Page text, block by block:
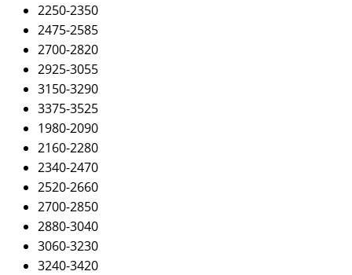
2250-2350
2475-2585
2700-2820
2925-3055
3150-3290
3375-3525
1980-2090
2160-2280
2340-2470
2520-2660
2700-2850
2880-3040
3060-3230
3240-3420